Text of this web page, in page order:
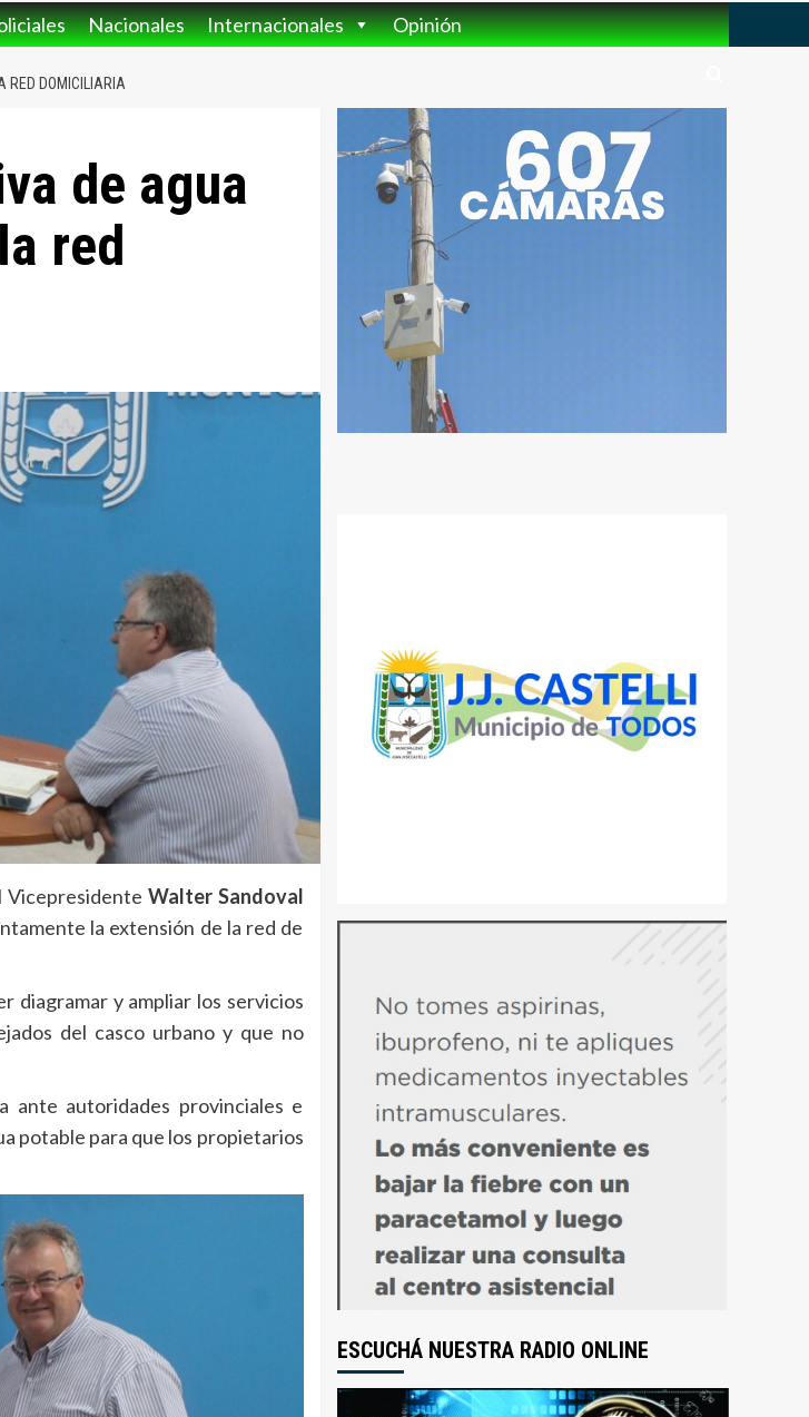
Nacionales Internacionales Opinión
RED DOMICILIARIA
de agua
red
Vicepresidente Walter Sandoval
la extensión de la red de
diagramar y ampliar los servicios
del casco urbano y que no
ante autoridades provinciales e
potable para que los propietarios
ESCUCHÁ NUESTRA RADIO ONLINE